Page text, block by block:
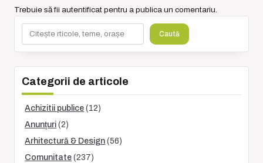
Trebuie să fii autentificat pentru a publica un comentariu.
Caută
Categorii de articole
Achizitii publice (12)
Anunțuri (2)
Arhitectură & Design (56)
Comunitate (237)